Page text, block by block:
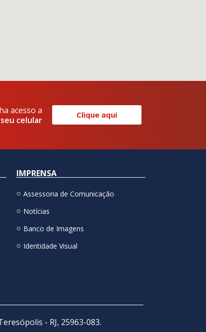
acesso a
celular Clique aqui
IMPRENSA
Assessoria de Comunicação
Notícias
Banco de Imagens
Identidade Visual
- RJ, 25963-083.